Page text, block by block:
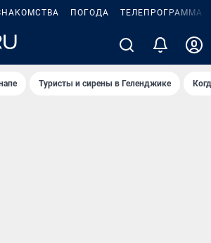
ПОГОДА ТЕЛЕПРОГРАММА
Туристы и сирены в Геленджике